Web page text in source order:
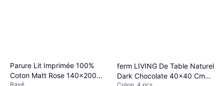
Parure Lit Imprimée 100%
Coton Matt Rose 140x200
Rayé
ferm LIVING De Table Naturel
Dark Chocolate 40x40 Cm